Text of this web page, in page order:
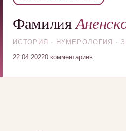
Фамилия
ИСТОРИЯ · НУМЕРОЛОГИЯ ·
22.04.20220 комментариев